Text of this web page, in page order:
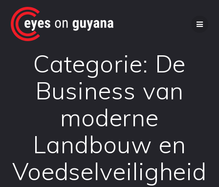
de
Categorie: De
Business van
moderne
Landbouw en
Voedselveiligheid